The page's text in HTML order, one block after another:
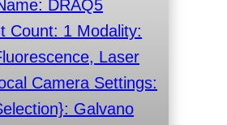
DRAQ5
Count: 1 Modality:
Laser
Camera Settings:
Galvano